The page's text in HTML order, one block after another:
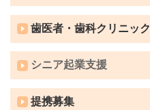
歯医者・歯科クリニック
シニア起業支援
提携募集